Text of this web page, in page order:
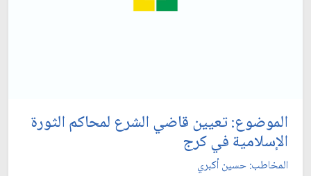
الموضوع: تعيين قاضي الشرع لمحاكم الثورة
الإسلامية في كرج‏
المخاطب: حسين أكبري‏